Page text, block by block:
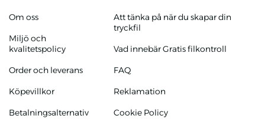
Om oss
Miljö och
kvalitetspolicy
Order och leverans
Köpevillkor
Betalningsalternativ
Att tänka på när du skapar din
tryckfil
Vad innebär Gratis filkontroll
FAQ
Reklamation
Cookie Policy